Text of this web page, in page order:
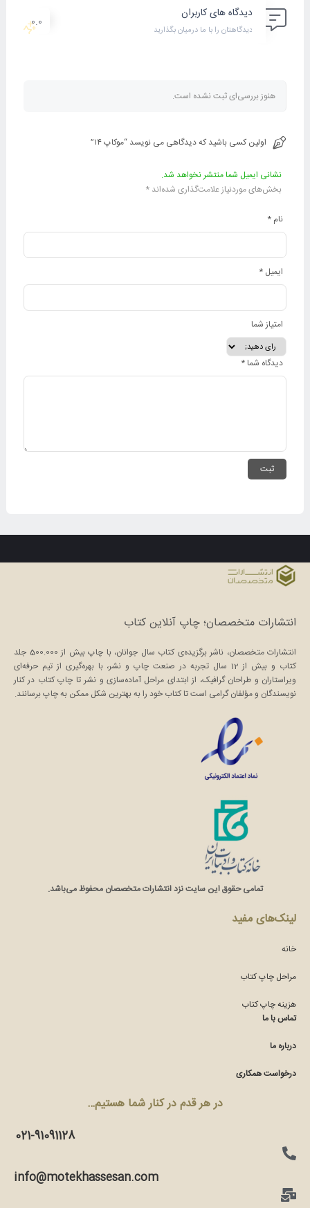
دیدگاه های کاربران
دیدگاهتان را با ما درمیان بگذارید
0.0
هنوز بررسی‌ای ثبت نشده است.
اولین کسی باشید که دیدگاهی می نویسد “موکاپ ۱۴”
نشانی ایمیل شما منتشر نخواهد شد.
بخش‌های موردنیاز علامت‌گذاری شده‌اند *
نام *
ایمیل *
امتیاز شما
دیدگاه شما *
انتشارات متخصصان؛ چاپ آنلاین کتاب
انتشارات متخصصان، ناشر برگزیده‌ی کتاب سال جوانان، با چاپ بیش از 500.000 جلد
کتاب و بیش از 12 سال تجربه در صنعت چاپ و نشر، با بهره‌گیری از تیم حرفه‌ای
ویراستاران و طراحان گرافیک، از ابتدای مراحل آماده‌سازی و نشر تا چاپ کتاب در کنار
نویسندگان و مؤلفان گرامی است تا کتاب خود را به بهترین شکل ممکن به چاپ برسانند.
تمامی حقوق این سایت نزد انتشارات متخصصان محفوظ می‌باشد.
لینک‌های مفید
خانه
مراحل چاپ کتاب
هزینه چاپ کتاب
تماس با ما
درباره ما
درخواست همکاری
در هر قدم در کنار شما هستیم…
021-91091128
info@motekhassesan.com